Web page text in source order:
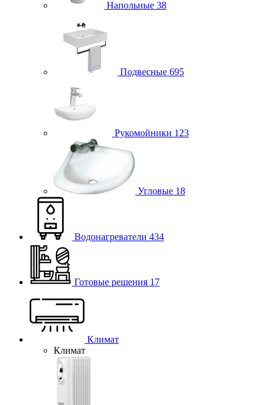
Напольные 38
Подвесные 695
Рукомойники 123
Угловые 18
Водонагреватели 434
Готовые решения 17
Климат
Климат